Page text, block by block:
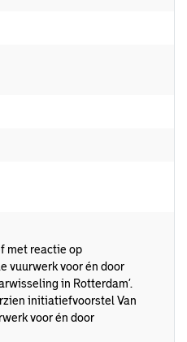
met reactie op
vuurwerk voor én door
in Rotterdam’.
initiatiefvoorstel Van
voor én door